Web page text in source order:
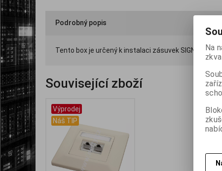
Podrobný popis
Tento box je určený k instalaci zásuvek SIGNAMAX
Související zboží
Výprodej
Náš TIP
Na